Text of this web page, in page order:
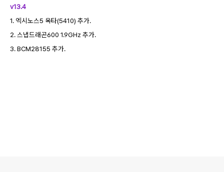
v13.4
1. 엑시노스5 옥타(5410) 추가.
2. 스냅드래곤600 1.9GHz 추가.
3. BCM28155 추가.